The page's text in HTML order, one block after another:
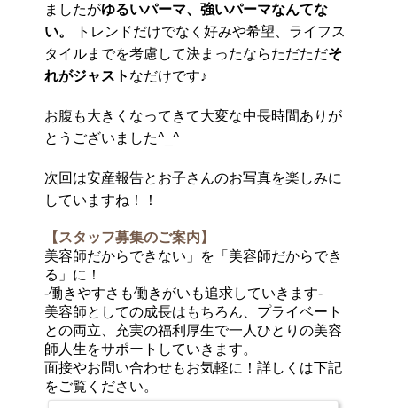
ましたがゆるいパーマ、強いパーマなんてな
い。
トレンドだけでなく好みや希望、ライフス
タイルまでを考慮して決まったならただただそ
れがジャスト なだけです♪
お腹も大きくなってきて大変な中長時間ありが
とうございました^_^
次回は安産報告とお子さんのお写真を楽しみに
していますね！！
【スタッフ募集のご案内】
美容師だからできない」を「美容師だからでき
る」に！
-働きやすさも働きがいも追求していきます-
美容師としての成長はもちろん、プライベート
との両立、充実の福利厚生で一人ひとりの美容
師人生をサポートしていきます。
面接やお問い合わせもお気軽に！詳しくは下記
をご覧ください。